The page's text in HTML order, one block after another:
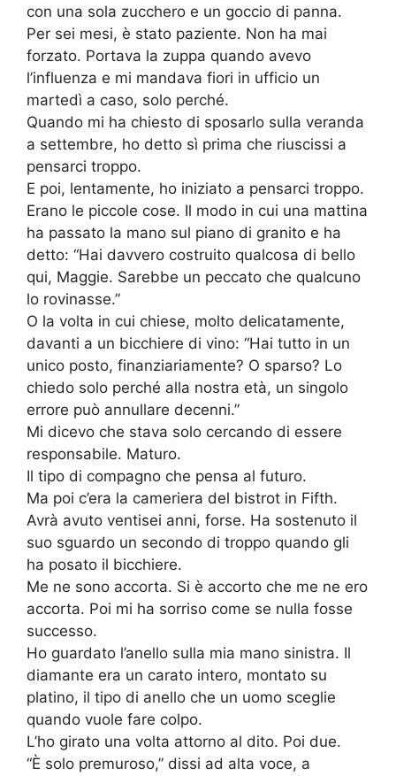
con una sola zucchero e un goccio di panna.
Per sei mesi, è stato paziente. Non ha mai
forzato. Portava la zuppa quando avevo
l’influenza e mi mandava fiori in ufficio un
martedì a caso, solo perché.
Quando mi ha chiesto di sposarlo sulla veranda
a settembre, ho detto sì prima che riuscissi a
pensarci troppo.
E poi, lentamente, ho iniziato a pensarci troppo.
Erano le piccole cose. Il modo in cui una mattina
ha passato la mano sul piano di granito e ha
detto: “Hai davvero costruito qualcosa di bello
qui, Maggie. Sarebbe un peccato che qualcuno
lo rovinasse.”
O la volta in cui chiese, molto delicatamente,
davanti a un bicchiere di vino: “Hai tutto in un
unico posto, finanziariamente? O sparso? Lo
chiedo solo perché alla nostra età, un singolo
errore può annullare decenni.”
Mi dicevo che stava solo cercando di essere
responsabile. Maturo.
Il tipo di compagno che pensa al futuro.
Ma poi c’era la cameriera del bistrot in Fifth.
Avrà avuto ventisei anni, forse. Ha sostenuto il
suo sguardo un secondo di troppo quando gli
ha posato il bicchiere.
Me ne sono accorta. Si è accorto che me ne ero
accorta. Poi mi ha sorriso come se nulla fosse
successo.
Ho guardato l’anello sulla mia mano sinistra. Il
diamante era un carato intero, montato su
platino, il tipo di anello che un uomo sceglie
quando vuole fare colpo.
L’ho girato una volta attorno al dito. Poi due.
“È solo premuroso,” dissi ad alta voce, a